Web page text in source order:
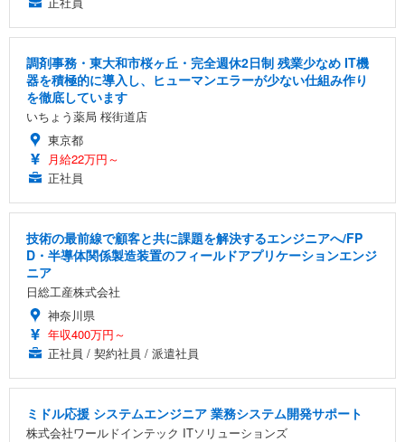
調剤事務・東大和市桜ヶ丘・完全週休2日制 残業少なめ IT機
器を積極的に導入し、ヒューマンエラーが少ない仕組み作り
を徹底しています
いちょう薬局 桜街道店
東京都
月給22万円～
正社員
技術の最前線で顧客と共に課題を解決するエンジニアへ/FP
D・半導体関係製造装置のフィールドアプリケーションエンジ
ニア
日総工産株式会社
神奈川県
年収400万円～
正社員 / 契約社員 / 派遣社員
ミドル応援 システムエンジニア 業務システム開発サポート
株式会社ワールドインテック ITソリューションズ